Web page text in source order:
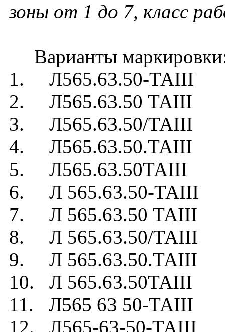
зоны от 1 до 7, класс
Варианты
1. Л565.63.50-ТАIII
2. Л565.63.50 ТАIII
3. Л565.63.50/ТАIII
4. Л565.63.50.ТАIII
5. Л565.63.50ТАIII
6. Л 565.63.50-ТАIII
7. Л 565.63.50 ТАIII
8. Л 565.63.50/ТАIII
9. Л 565.63.50.ТАIII
10. Л 565.63.50ТАIII
11. Л565 63 50-ТАIII
12. Л565-63-50-ТАIII